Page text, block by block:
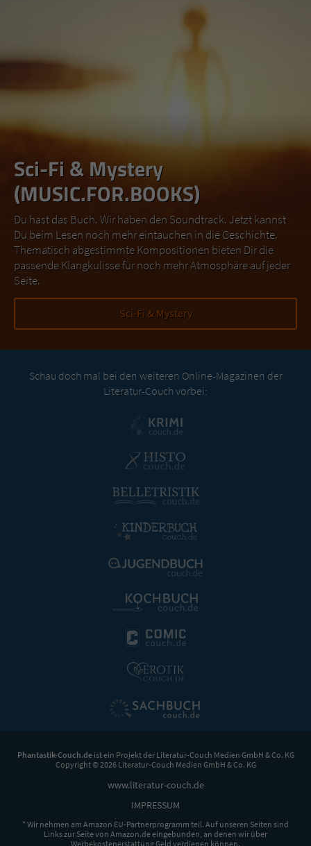
Sci-Fi & Mystery
(MUSIC.FOR.BOOKS)
Du hast das Buch. Wir haben den Soundtrack. Jetzt kannst
Du beim Lesen noch mehr eintauchen in die Geschichte.
Thematisch abgestimmte Kompositionen bieten Dir die
passende Klangkulisse für noch mehr Atmosphäre auf jeder
Seite.
Sci-Fi & Mystery
Schau doch mal bei den weiteren Online-Magazinen der
Literatur-Couch vorbei:
Phantastik-Couch.deist ein Projekt der Literatur-Couch Medien GmbH & Co. KG
Copyright © 2026 Literatur-Couch Medien GmbH & Co. KG
www.literatur-couch.de
IMPRESSUM
* Wir nehmen am Amazon EU-Partnerprogramm teil. Auf unseren Seiten sind
Links zur Seite von Amazon.de eingebunden, an denen wir über
Werbekostenerstattung Geld verdienen können.